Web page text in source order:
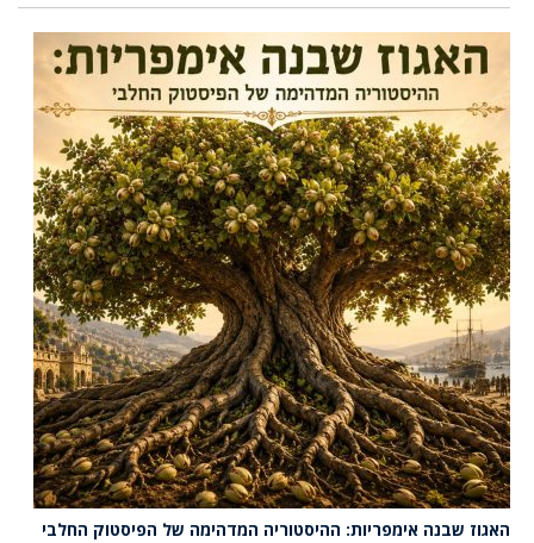
האגוז שבנה אימפריות: ההיסטוריה המדהימה של הפיסטוק החלבי